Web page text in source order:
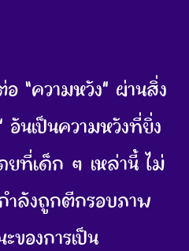
“ความหวัง” ผ่านสิ่ง
อันเป็นความหวังที่ยิ่ง
ยที่เด็ก ๆ เหล่านี้ ไม่
ำลังถูกตีกรอบภาพ
องการเป็น